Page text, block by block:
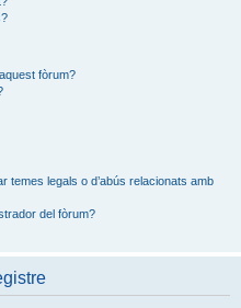
fòrum?
temes legals o d’abús relacionats amb
del fòrum?